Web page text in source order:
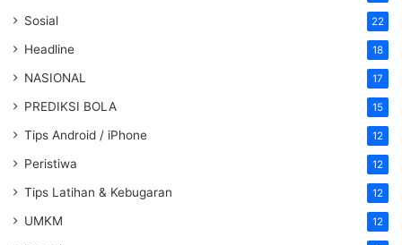
Sosial 22
Headline 18
NASIONAL 17
PREDIKSI BOLA 15
Tips Android / iPhone 12
Peristiwa 12
Tips Latihan & Kebugaran 12
UMKM 12